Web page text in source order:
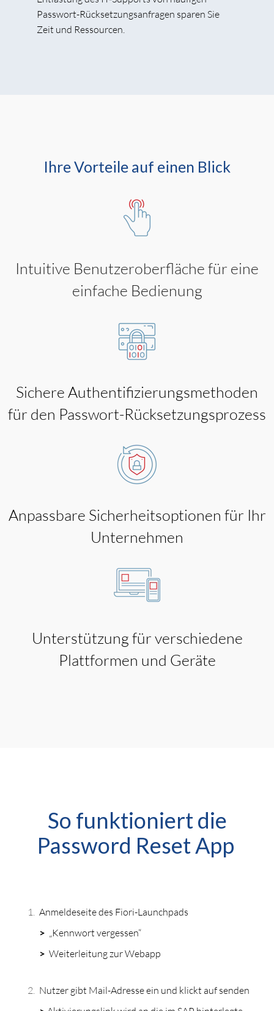
Passwort-Rücksetzungsanfragen sparen Sie
Zeit und Ressourcen.
Ihre Vorteile auf einen Blick
Intuitive Benutzeroberfläche für eine
einfache Bedienung
Sichere Authentifizierungsmethoden
für den Passwort-Rücksetzungsprozess
Anpassbare Sicherheitsoptionen für Ihr
Unternehmen
Unterstützung für verschiedene
Plattformen und Geräte
So funktioniert die
Password Reset App
Anmeldeseite des Fiori-Launchpads
> „Kennwort vergessen“
> Weiterleitung zur Webapp
Nutzer gibt Mail-Adresse ein und klickt auf senden